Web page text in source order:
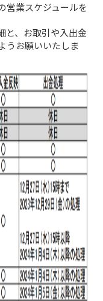
営業スケジュールを
と、お取引や入出金
うお願いいたしま